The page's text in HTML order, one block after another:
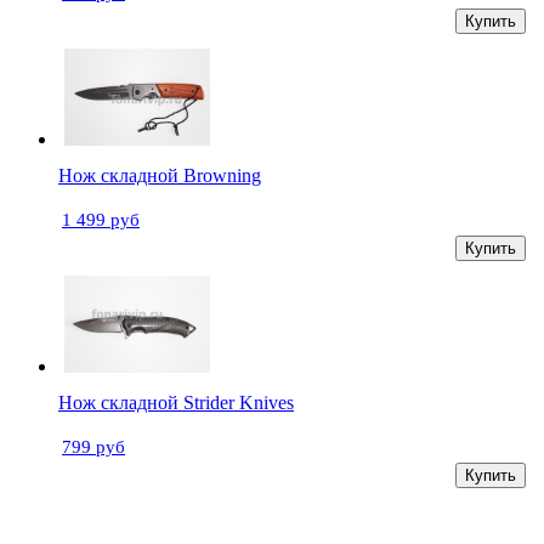
Купить
Нож складной Browning
1 499 руб
Купить
Нож складной Strider Knives
799 руб
Купить